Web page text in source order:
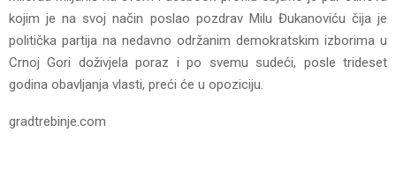
kojim je na svoj način poslao pozdrav Milu Đukanoviću čija je
politička partija na nedavno održanim demokratskim izborima u
Crnoj Gori doživjela poraz i po svemu sudeći, posle trideset
godina obavljanja vlasti, preći će u opoziciju.
gradtrebinje.com